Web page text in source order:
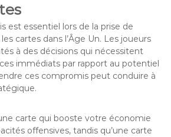
est essentiel lors de la prise de
cartes dans l’Âge Un. Les joueurs
à des décisions qui nécessitent
immédiats par rapport au potentiel
ces compromis peut conduire à
carte qui booste votre économie
offensives, tandis qu’une carte